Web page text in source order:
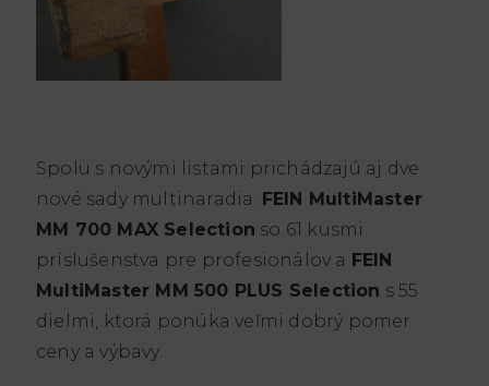
Spolu s novými listami prichádzajú aj dve
nové sady multinaradia: FEIN MultiMaster
MM 700 MAX Selection so 61 kusmi
príslušenstva pre profesionálov a FEIN
MultiMaster MM 500 PLUS Selection s 55
dielmi, ktorá ponúka veľmi dobrý pomer
ceny a výbavy.